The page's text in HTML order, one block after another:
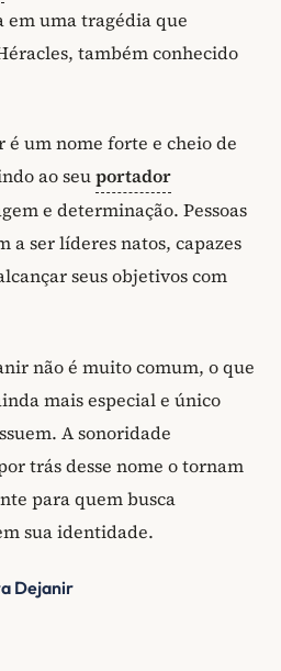
em uma tragédia que
também conhecido
um nome forte e cheio de
ao seuportador
e determinação. Pessoas
a ser líderes natos, capazes
seus objetivos com
não é muito comum, o que
mais especial e único
A sonoridade
trás desse nome o tornam
para quem busca
sua identidade.
Dejanir